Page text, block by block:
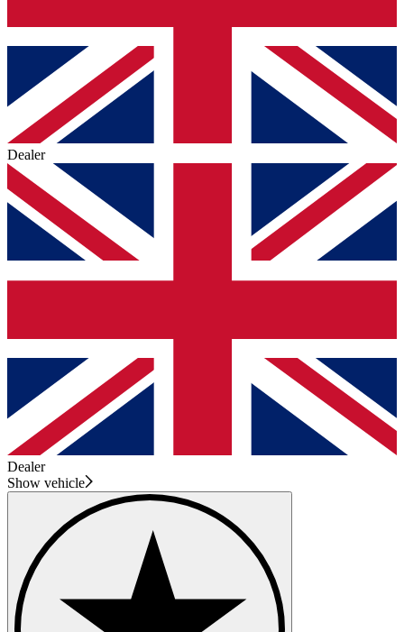
Dealer
Dealer
Show vehicle